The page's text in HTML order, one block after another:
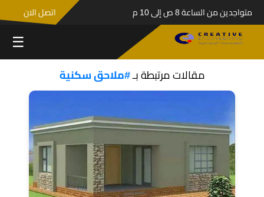
متواجدين من الساعة 8 ص إلى 10 م اتصل الان
☰
مقالات مرتبطة بـ#ملاحق سكنية